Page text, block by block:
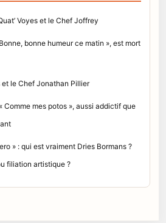
Voyes et le Chef Joffrey
bonne humeur ce matin », est mort
le Chef Jonathan Pillier
Comme mes potos », aussi addictif que
» : qui est vraiment Dries Bormans ?
filiation artistique ?